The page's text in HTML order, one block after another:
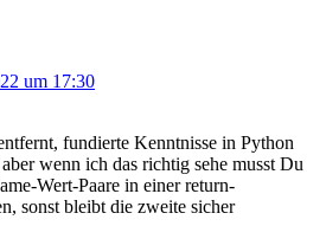
um 17:30
fundierte Kenntnisse in Python
wenn ich das richtig sehe musst Du
Wert-Paare in einer return-
sonst bleibt die zweite sicher